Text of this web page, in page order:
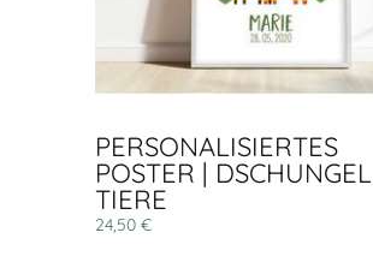
PERSONALISIERTES
POSTER | DSCHUNGEL
TIERE
24,50 €